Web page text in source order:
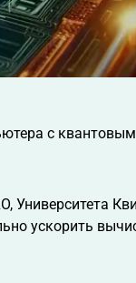
с
Университета
ускорить